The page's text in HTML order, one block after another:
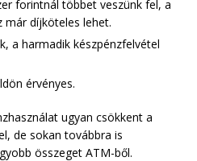
forintnál többet veszünk fel, a
díjköteles lehet.
a harmadik készpénzfelvétel
érvényes.
ugyan csökkent a
de sokan továbbra is
összeget ATM-ből.